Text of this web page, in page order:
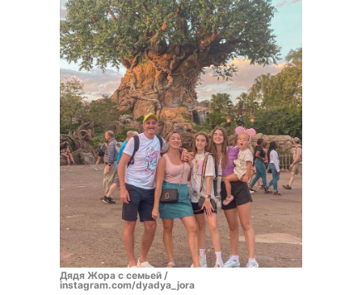
Дядя Жора с семьей /
instagram.com/dyadya_jora